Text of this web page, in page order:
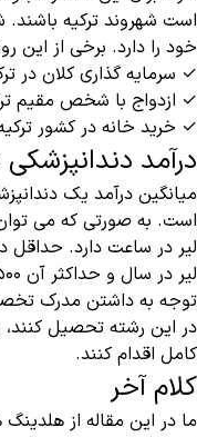
است شهروند ترکیه
خود را دارد. برخی از این
✓ سرمایه گذاری کلان در
✓ ازدواج با شخص مقیم ترکیه و ۳
✓ خرید خانه در کشور ترکیه به قیمت
درآمد دندانپزشکی
توجه به داشتن مدرک
در این رشته تحصیل کنند،
کامل اقدام کنند.
کلام آخر
ما در این مقاله از